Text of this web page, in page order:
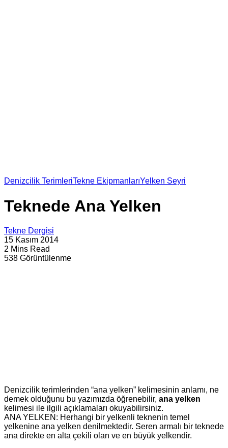
Denizcilik TerimleriTekne EkipmanlarıYelken Seyri
Teknede Ana Yelken
Tekne Dergisi
15 Kasım 2014
2 Mins Read
538 Görüntülenme
Denizcilik terimlerinden “ana yelken” kelimesinin anlamı, ne
demek olduğunu bu yazımızda öğrenebilir, ana yelken
kelimesi ile ilgili açıklamaları okuyabilirsiniz.
ANA YELKEN: Herhangi bir yelkenli teknenin temel
yelkenine ana yelken denilmektedir. Seren armalı bir teknede
ana direkte en alta çekili olan ve en büyük yelkendir.